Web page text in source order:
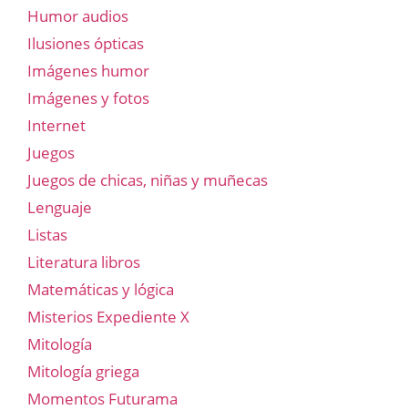
Humor audios
Ilusiones ópticas
Imágenes humor
Imágenes y fotos
Internet
Juegos
Juegos de chicas, niñas y muñecas
Lenguaje
Listas
Literatura libros
Matemáticas y lógica
Misterios Expediente X
Mitología
Mitología griega
Momentos Futurama